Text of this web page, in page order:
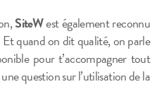
SiteWest également reconnu
quand on dit qualité, on parle
pour t’accompagner tout
question sur l’utilisation de la